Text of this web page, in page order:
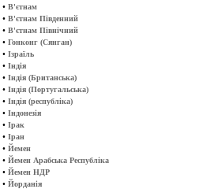
• В'єтнам
• В'єтнам Південний
• В'єтнам Північний
• Гонконг (Сянган)
• Ізраїль
• Індія
• Індія (Британська)
• Індія (Португальська)
• Індія (республіка)
• Індонезія
• Ірак
• Іран
• Йемен
• Йемен Арабська Республіка
• Йемен НДР
• Йорданія